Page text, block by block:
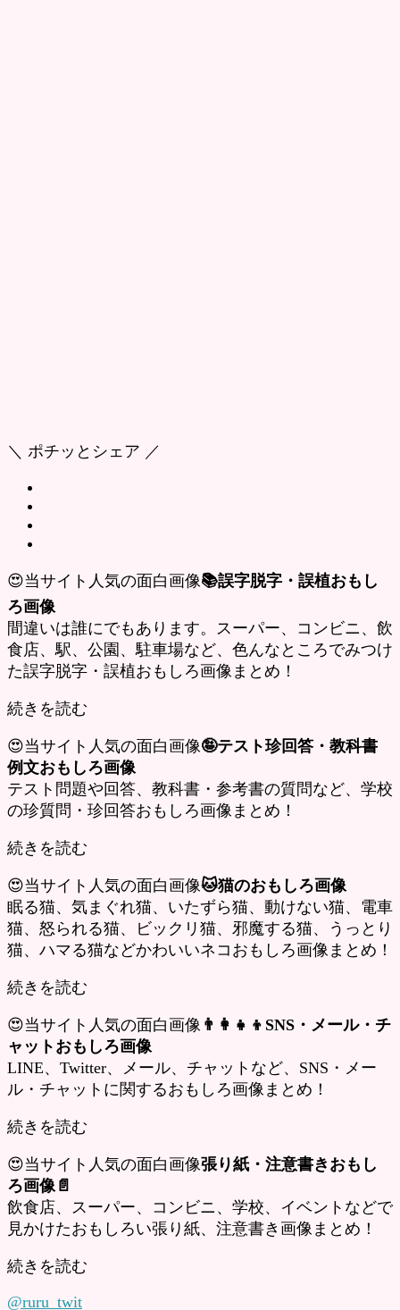
＼ ポチッとシェア ／
😍当サイト人気の面白画像📚誤字脱字・誤植おもし
ろ画像
間違いは誰にでもあります。スーパー、コンビニ、飲
食店、駅、公園、駐車場など、色んなところでみつけ
た誤字脱字・誤植おもしろ画像まとめ！
続きを読む
😍当サイト人気の面白画像🤪テスト珍回答・教科書
例文おもしろ画像
テスト問題や回答、教科書・参考書の質問など、学校
の珍質問・珍回答おもしろ画像まとめ！
続きを読む
😍当サイト人気の面白画像🐱猫のおもしろ画像
眠る猫、気まぐれ猫、いたずら猫、動けない猫、電車
猫、怒られる猫、ビックリ猫、邪魔する猫、うっとり
猫、ハマる猫などかわいいネコおもしろ画像まとめ！
続きを読む
😍当サイト人気の面白画像 👨‍👩‍👧‍👦SNS・メール・チ
ャットおもしろ画像
LINE、Twitter、メール、チャットなど、SNS・メー
ル・チャットに関するおもしろ画像まとめ！
続きを読む
😍当サイト人気の面白画像張り紙・注意書きおもし
ろ画像📄
飲食店、スーパー、コンビニ、学校、イベントなどで
見かけたおもしろい張り紙、注意書き画像まとめ！
続きを読む
@ruru_twit